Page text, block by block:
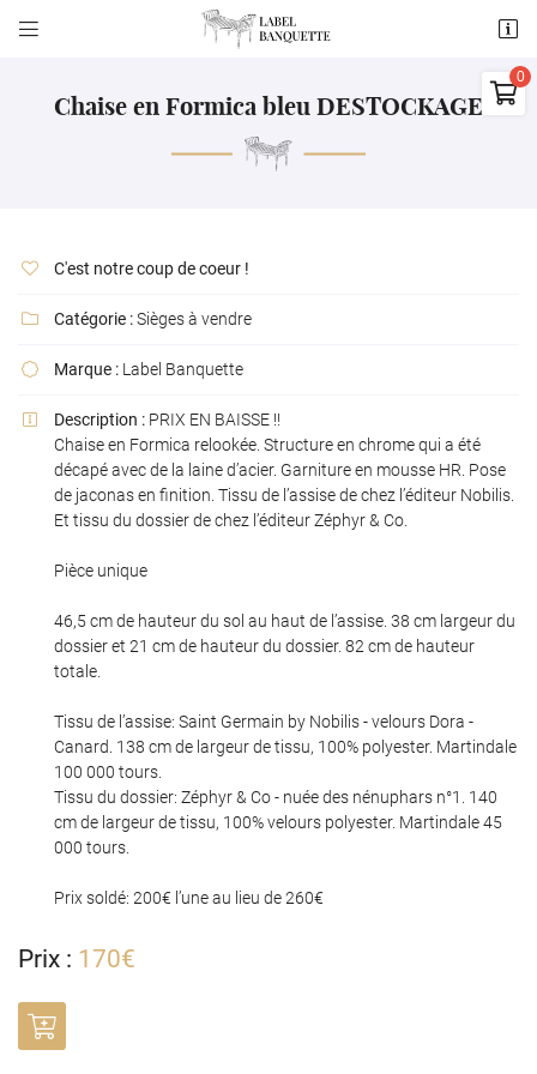
 
06 84 53 92 87

Valider votre panier
 Adresse email de réception
Code Captcha
Rafraîchir le captcha
En cochant cette case, vous consentez à recevoir nos propositions commerciales à
utilisant
le formulaire de désinscription
Inscription
Chaise en Formica bleu DESTOCKAGE
 C'est notre coup de coeur !
 Catégorie :Sièges à vendre
 Marque : Label Banquette
 Description : PRIX EN BAISSE !!
Chaise en Formica relookée. Structure en chrome qui a été
décapé avec de la laine d’acier. Garniture en mousse HR. Pose
de jaconas en finition. Tissu de l’assise de chez l’éditeur Nobilis.
Et tissu du dossier de chez l’éditeur Zéphyr & Co.
Pièce unique
46,5 cm de hauteur du sol au haut de l’assise. 38 cm largeur du
dossier et 21 cm de hauteur du dossier. 82 cm de hauteur
totale.
Tissu de l’assise: Saint Germain by Nobilis - velours Dora -
Canard. 138 cm de largeur de tissu, 100% polyester. Martindale
100 000 tours.
Tissu du dossier: Zéphyr & Co - nuée des nénuphars n°1. 140
cm de largeur de tissu, 100% velours polyester. Martindale 45
000 tours.
Prix soldé: 200€ l’une au lieu de 260€
Prix : 170€